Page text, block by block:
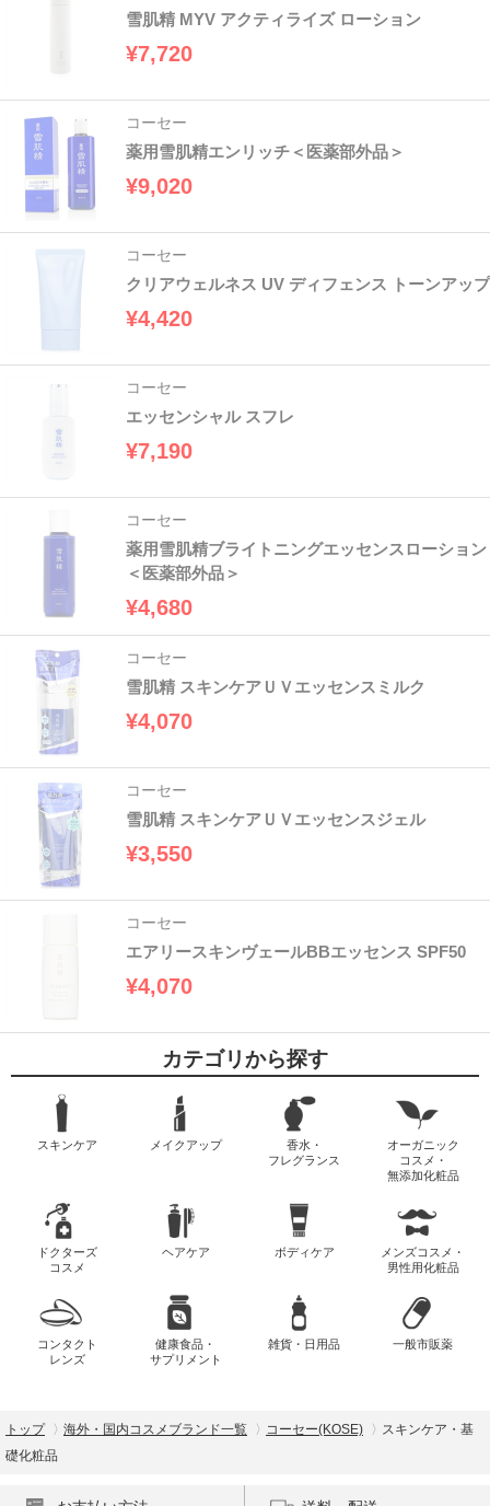
雪肌精 MYV アクティライズ ローション
¥7,720
コーセー
薬用雪肌精エンリッチ＜医薬部外品＞
¥9,020
コーセー
クリアウェルネス UV ディフェンス トーンアップ
¥4,420
コーセー
エッセンシャル スフレ
¥7,190
コーセー
薬用雪肌精ブライトニングエッセンスローション
＜医薬部外品＞
¥4,680
コーセー
雪肌精 スキンケアＵＶエッセンスミルク
¥4,070
コーセー
雪肌精 スキンケアＵＶエッセンスジェル
¥3,550
コーセー
エアリースキンヴェールBBエッセンス SPF50
¥4,070
カテゴリから探す
スキンケア メイクアップ
香水・
フレグランス
オーガニック
コスメ・
無添加化粧品
ドクターズ
コスメ
ヘアケア ボディケア
メンズコスメ・
男性用化粧品
コンタクト
レンズ
健康食品・
サプリメント
雑貨・日用品 一般市販薬
トップ 海外・国内コスメブランド一覧 コーセー(KOSE)
スキンケア・基
礎化粧品